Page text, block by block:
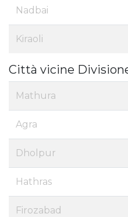
Nadbai
Kiraoli
Città vicine
Mathura
Agra
Dholpur
Hathras
Firozabad